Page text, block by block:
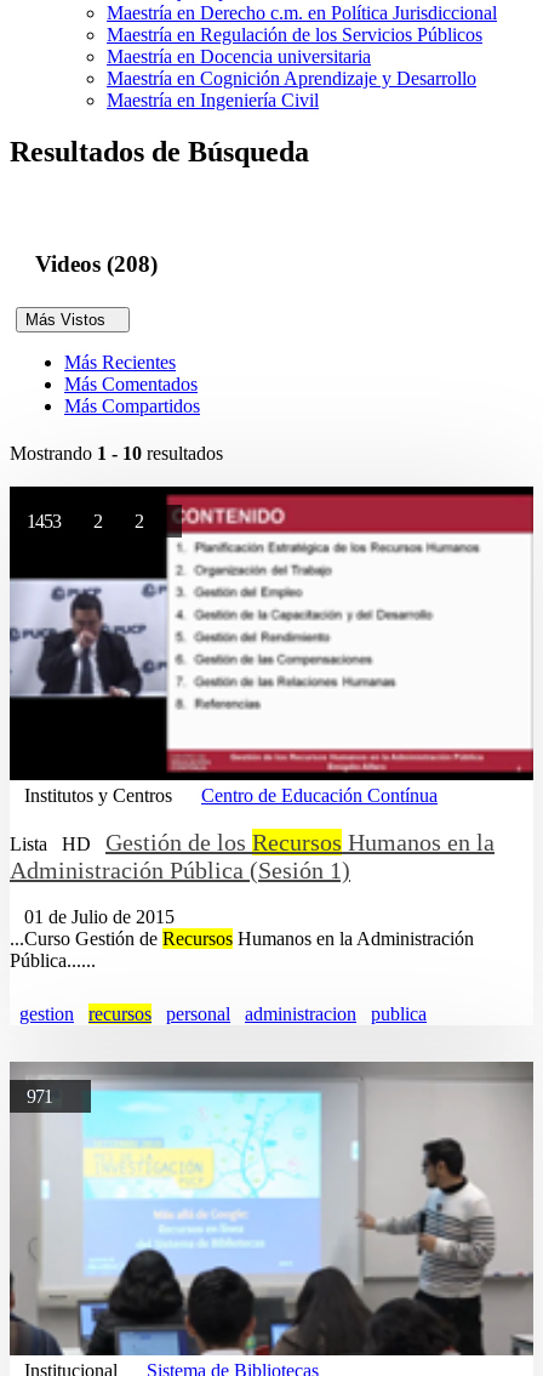
Maestría en Derecho c.m. en Política Jurisdiccional
Maestría en Regulación de los Servicios Públicos
Maestría en Docencia universitaria
Maestría en Cognición Aprendizaje y Desarrollo
Maestría en Ingeniería Civil
Resultados de Búsqueda
Videos (208)
Más Vistos
Más Recientes
Más Comentados
Más Compartidos
Mostrando 1 - 10 resultados
1453 2 2
Institutos y Centros Centro de Educación Contínua
Lista HD Gestión de los Recursos Humanos en la
Administración Pública (Sesión 1)
01 de Julio de 2015
...Curso Gestión de Recursos Humanos en la Administración
Pública......
gestion recursos personal administracion publica
971
Institucional Sistema de Bibliotecas